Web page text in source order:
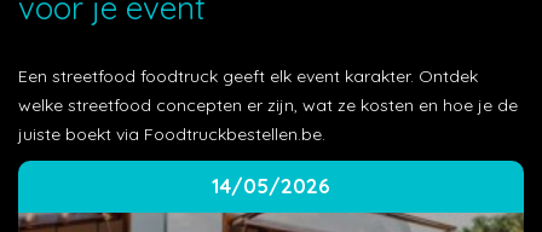
Een streetfood foodtruck geeft elk event karakter. Ontdek
welke streetfood concepten er zijn, wat ze kosten en hoe je de
juiste boekt via Foodtruckbestellen.be.
14/05/2026